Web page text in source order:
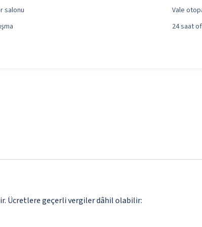
salonu
Vale
24 saat
Ücretlere geçerli vergiler dâhil olabilir: